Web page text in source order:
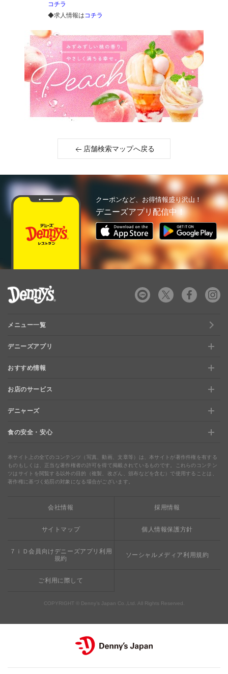
コチラ
◆求人情報はコチラ
店舗検索マップへ戻る
クーポンなど、お得情報盛り沢山！
デニーズアプリ配信中！
メニュー一覧
デニーズアプリ
新規登録、移行方法について
特典と交換できる！「デニーズポイント」
ステージアップでさらにお得！「ぷに」
最新情報をチェック
おすすめ情報
おすすめ情報
【店舗限定】ドキドキくじ
夏のデニーズめぐり
ウェルネス
完全メシ
お店のサービス
お店のサービス
地域の使える商品券&子育て支援サービス
ブルーシーフード
ドリンクバー1杯お持ち帰り
デニャーズ
デニャーズ
わくわくファイル
デニャーズまんが
食の安全・安心
食の安全・安心
食の安全・安心への取り組み
本サイト上の全てのコンテンツ（写真、動画、文章等）は、本サイトが著作件権を有する
ものもしくは、正当な著作権者の許可を得て掲載されているものです。これらのコンテン
ツはサイトを閲覧する以外の目的（複製、改ざん、頒布などを含む）で使用することは、
著作権に基づく処罰の対象になる場合がございます。
会社情報 採用情報
サイトマップ 個人情報保護方針
７ｉＤ会員向けデニーズアプリ利用
規約
ソーシャルメディア利用規約
ご利用に際して
COPYRIGHT © Denny’s Japan Co.,Ltd. All Rights Reserved.